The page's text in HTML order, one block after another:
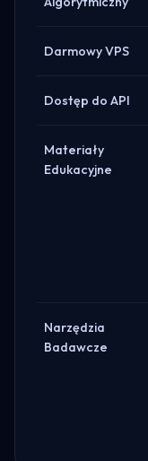
Darmowy VPS
Dostęp do API
Materiały
Edukacyjne
Narzędzia
Badawcze